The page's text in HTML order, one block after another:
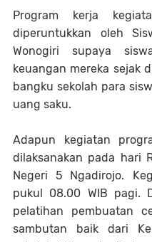
Program kerja
diperuntukkan oleh
Wonogiri supaya
keuangan mereka sejak
bangku sekolah para
uang saku.
Adapun kegiatan
dilaksanakan pada hari
Negeri 5 Ngadirojo.
pukul 08.00 WIB pagi.
pelatihan pembuatan
sambutan baik dari